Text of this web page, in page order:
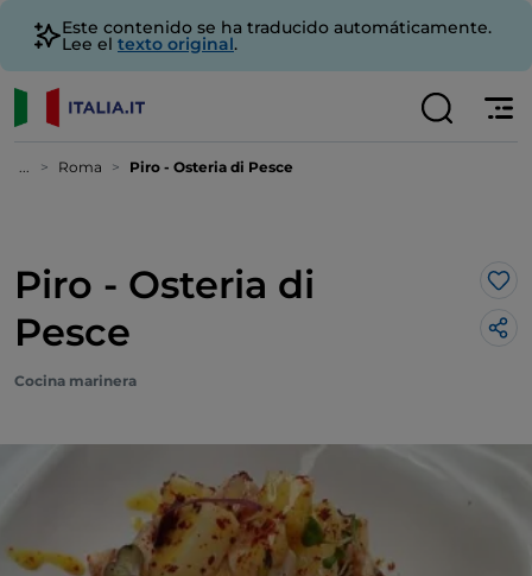
Este contenido se ha traducido automáticamente.
Lee el texto original.
... Roma Piro - Osteria di Pesce
Piro - Osteria di
Pesce
Me
Cocina marinera